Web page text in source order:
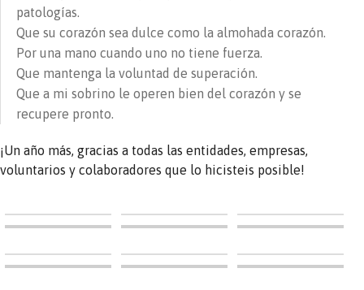
patologías.
Que su corazón sea dulce como la almohada corazón.
Por una mano cuando uno no tiene fuerza.
Que mantenga la voluntad de superación.
Que a mi sobrino le operen bien del corazón y se
recupere pronto.
¡Un año más, gracias a todas las entidades, empresas,
voluntarios y colaboradores que lo hicisteis posible!